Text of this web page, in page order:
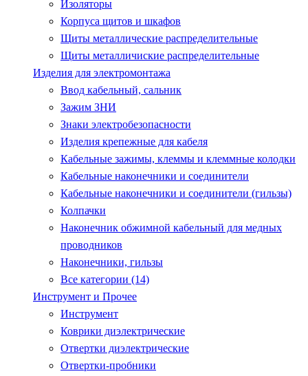
Изоляторы
Корпуса щитов и шкафов
Щиты металлические распределительные
Щиты металличиские распределительные
Изделия для электромонтажа
Ввод кабельный, сальник
Зажим ЗНИ
Знаки электробезопасности
Изделия крепежные для кабеля
Кабельные зажимы, клеммы и клеммные колодки
Кабельные наконечники и соединители
Кабельные наконечники и соединители (гильзы)
Колпачки
Наконечник обжимной кабельный для медных
проводников
Наконечники, гильзы
Все категории (14)
Инструмент и Прочее
Инструмент
Коврики диэлектрические
Отвертки диэлектрические
Отвертки-пробники